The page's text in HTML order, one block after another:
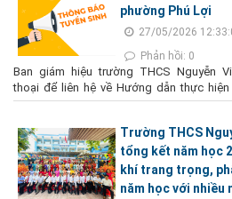
phường Phú Lợi
27/05/2026
Phản hồi: 0
Ban giám hiệu trường THCS Nguyễn
thoại để liên hệ về Hướng dẫn thực
Trường THCS
tổng kết năm học
khí trang trọng,
năm học với